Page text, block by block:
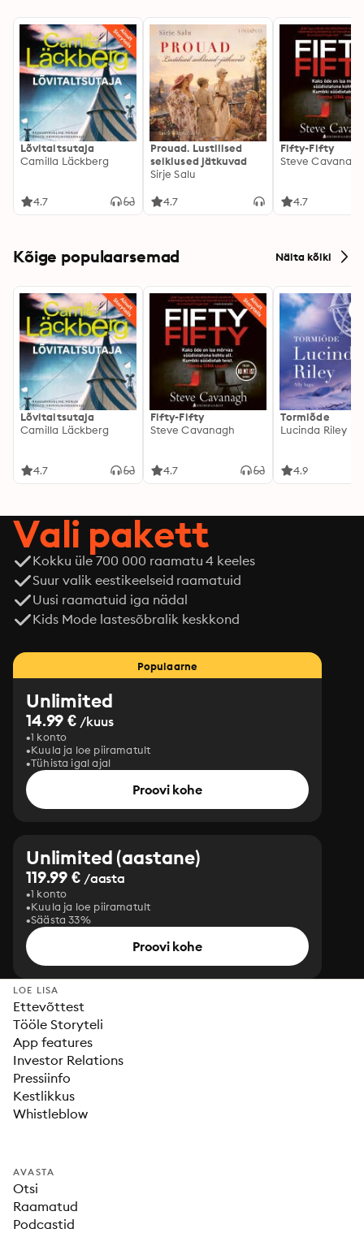
Lõvitaltsutaja
Camilla Läckberg
4.7
Prouad. Lustilised
seiklused jätkuvad
Sirje Salu
4.7
Fifty-Fifty
Steve
4.7
Kõige populaarsemad Näita kõiki
Lõvitaltsutaja
Camilla Läckberg
4.7
Fifty-Fifty
Steve Cavanagh
4.7
Tormiõde
Lucinda Riley
4.9
Vali pakett
Kokku üle 700 000 raamatu 4 keeles
Suur valik eestikeelseid raamatuid
Uusi raamatuid iga nädal
Kids Mode lastesõbralik keskkond
Populaarne
Unlimited
14.99 € /kuus
1 konto
Kuula ja loe piiramatult
Tühista igal ajal
Proovi kohe
Unlimited (aastane)
119.99 €/aasta
1 konto
Kuula ja loe piiramatult
Säästa 33%
Proovi kohe
LOE LISA
Ettevõttest
Tööle Storyteli
App features
Investor Relations
Pressiinfo
Kestlikkus
Whistleblow
AVASTA
Otsi
Raamatud
Podcastid